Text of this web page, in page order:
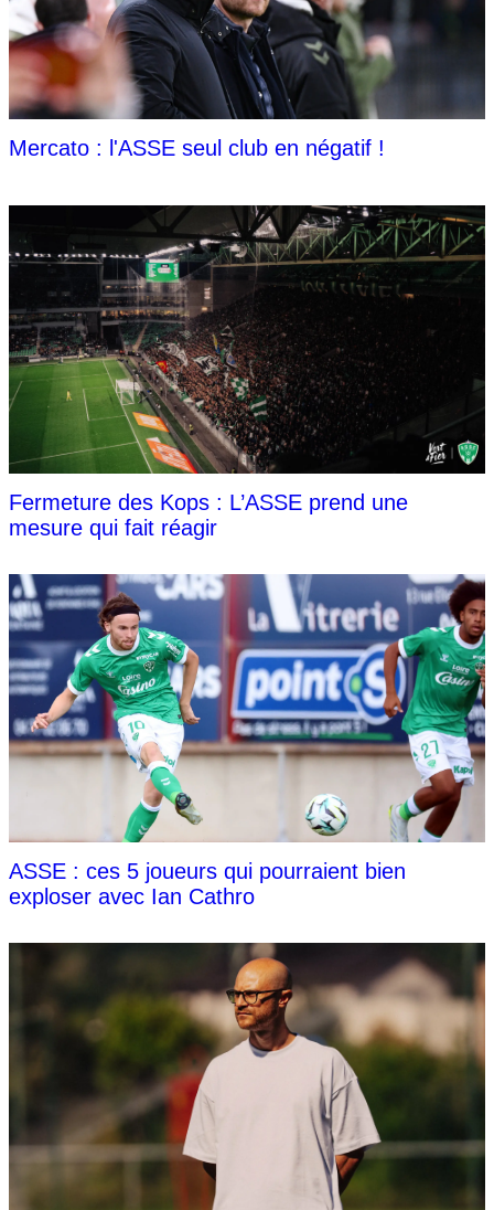
Mercato : l'ASSE seul club en négatif !
Fermeture des Kops : L’ASSE prend une
mesure qui fait réagir
ASSE : ces 5 joueurs qui pourraient bien
exploser avec Ian Cathro